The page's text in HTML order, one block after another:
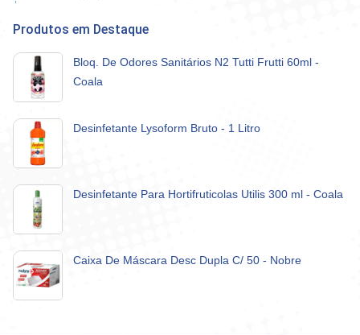
Produtos em Destaque
Bloq. De Odores Sanitários N2 Tutti Frutti 60ml -
Coala
Desinfetante Lysoform Bruto - 1 Litro
Desinfetante Para Hortifruticolas Utilis 300 ml - Coala
Caixa De Máscara Desc Dupla C/ 50 - Nobre